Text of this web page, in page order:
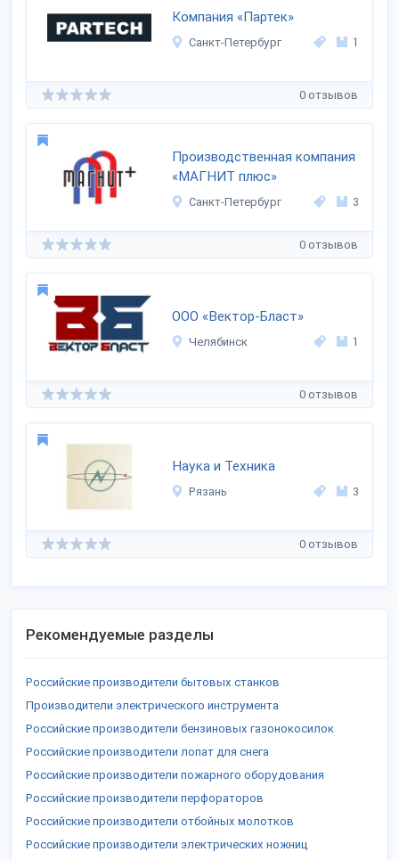
Компания «Партек»
Санкт-Петербург 1
0 отзывов
Производственная компания
«МАГНИТ плюс»
Санкт-Петербург 3
0 отзывов
ООО «Вектор-Бласт»
Челябинск 1
0 отзывов
Наука и Техника
Рязань 3
0 отзывов
Рекомендуемые разделы
Российские производители бытовых станков
Производители электрического инструмента
Российские производители бензиновых газонокосилок
Российские производители лопат для снега
Российские производители пожарного оборудования
Российские производители перфораторов
Российские производители отбойных молотков
Российские производители электрических ножниц